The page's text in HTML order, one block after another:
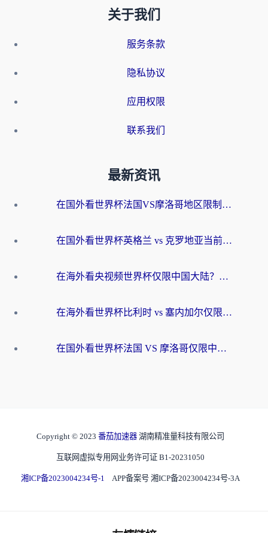
关于我们
服务条款
隐私协议
应用权限
联系我们
最新资讯
在国外看世界杯法国VS摩洛哥地区限制？这篇指南让你流畅看中文解说无压力
在国外看世界杯英格兰 vs 克罗地亚当前地区不可播放？这篇指南帮你搞定所有海外观赛难题
在海外看央视频世界杯仅限中国大陆？这篇指南帮你解锁中文解说+无卡顿直播
在海外看世界杯比利时 vs 塞内加尔仅限中国大陆？我找到了最流畅的中文解说之路
在国外看世界杯法国 VS 摩洛哥仅限中国大陆？海外党这样看中文解说赛事不卡顿
Copyright © 2023 番茄加速器 湖南精准量科技有限公司
互联网虚拟专用网业务许可证 B1-20231050
湘ICP备2023004234号-1 APP备案号 湘ICP备2023004234号-3A